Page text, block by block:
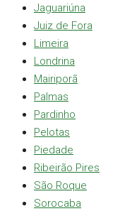
Jaguariúna
Juiz de Fora
Limeira
Londrina
Mairiporã
Palmas
Pardinho
Pelotas
Piedade
Ribeirão Pires
São Roque
Sorocaba